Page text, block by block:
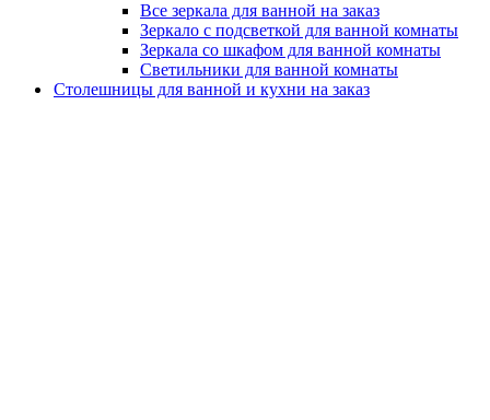
Все зеркала для ванной на заказ
Зеркало с подсветкой для ванной комнаты
Зеркала со шкафом для ванной комнаты
Светильники для ванной комнаты
Столешницы для ванной и кухни на заказ